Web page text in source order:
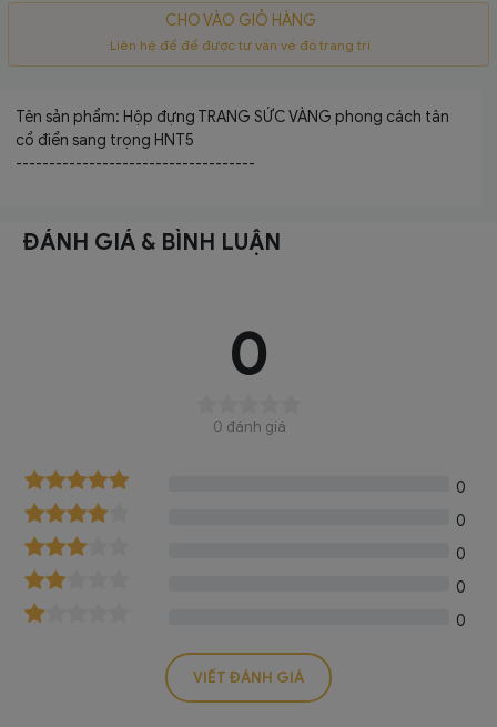
CHO VÀO GIỎ HÀNG
Liên hệ để để được tư vấn về đồ trang trí
Tên sản phẩm: Hộp đựng TRANG SỨC VÀNG phong cách tân
cổ điển sang trọng HNT5
------------------------------------
ĐÁNH GIÁ & BÌNH LUẬN
0
0 đánh giá
0
0
0
0
0